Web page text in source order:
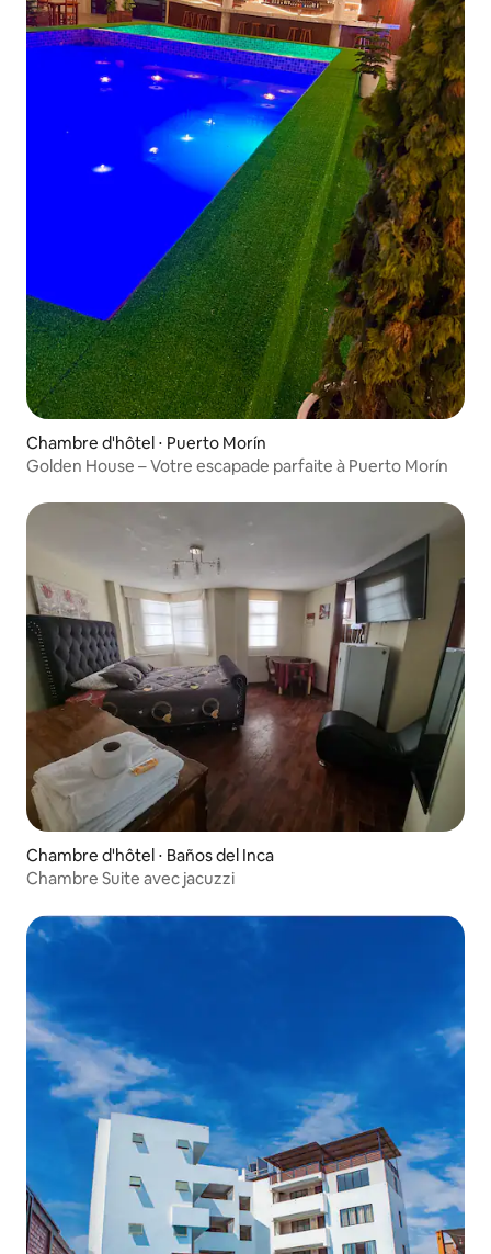
Chambre d'hôtel ⋅ Puerto Morín
Golden House – Votre escapade parfaite à Puerto Morín
Chambre d'hôtel ⋅ Baños del Inca
Chambre Suite avec jacuzzi